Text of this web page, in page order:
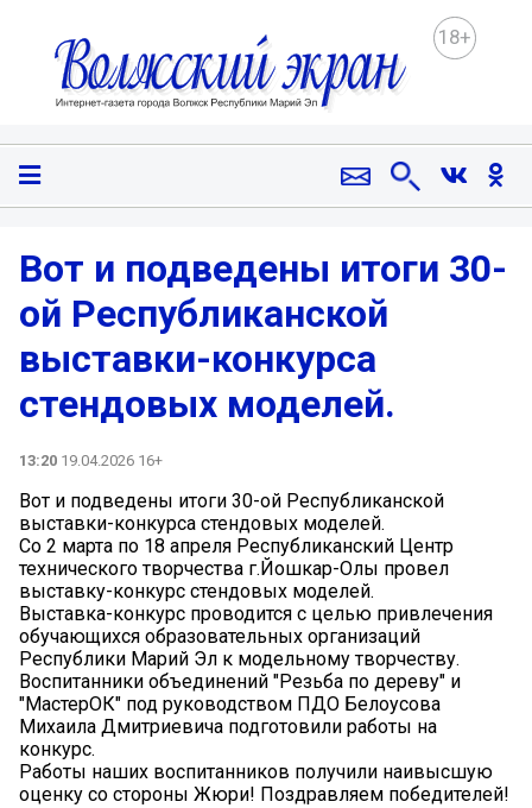
18+
️Вот и подведены итоги 30-
ой Республиканской
выставки-конкурса
стендовых моделей.
13:20 19.04.2026 16+
️Вот и подведены итоги 30-ой Республиканской
выставки-конкурса стендовых моделей.
️Со 2 марта по 18 апреля Республиканский Центр
технического творчества г.Йошкар-Олы провел
выставку-конкурс стендовых моделей.
️Выставка-конкурс проводится с целью привлечения
обучающихся образовательных организаций
Республики Марий Эл к модельному творчеству.
️Воспитанники объединений "Резьба по дереву" и
"МастерОК" под руководством ПДО Белоусова
Михаила Дмитриевича подготовили работы на
конкурс.
Работы наших воспитанников получили наивысшую
оценку со стороны Жюри! Поздравляем победителей!